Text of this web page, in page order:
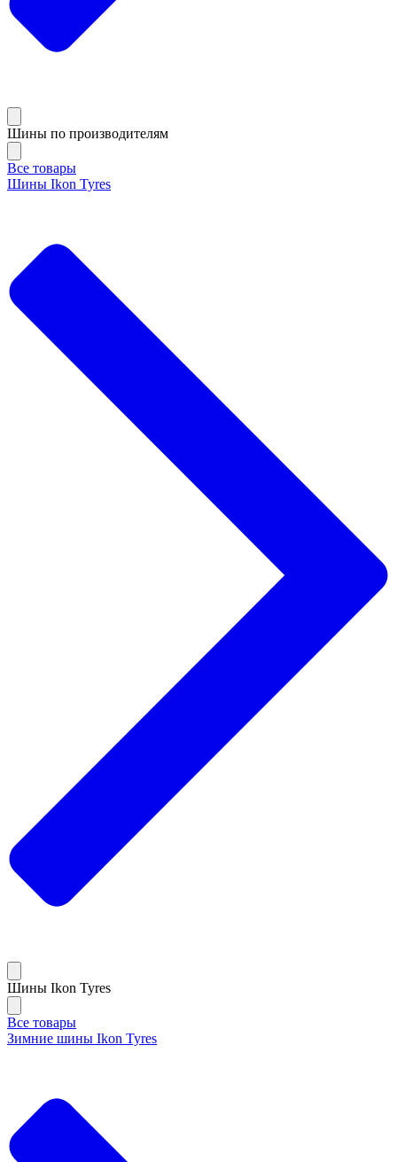
Шины по производителям
Все товары
Шины Ikon Tyres
Шины Ikon Tyres
Все товары
Зимние шины Ikon Tyres